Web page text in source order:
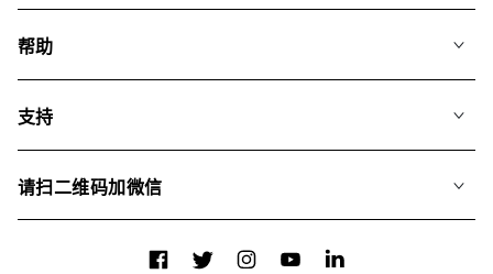
搜索
专辑
帮助
我们如何运用AI
支持
关于我们
请扫二维码加微信
FacebookTwitterInstagramYouTubeLinkedIn